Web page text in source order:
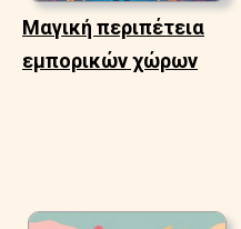
Μαγική περιπέτεια
εμπορικών χώρων